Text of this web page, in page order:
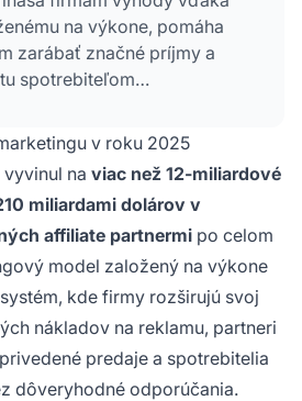
na výkone, pomáha
zarábať značné príjmy a
spotrebiteľom
výberu správneho trhu,
obsahu a budovania dôvery
v roku 2025
na viac než 12-miliardové
miliardami dolárov v
affiliate partnermi po celom
model založený na výkone
kde firmy rozširujú svoj
nákladov na reklamu, partneri
predaje a spotrebitelia
dôveryhodné odporúčania.